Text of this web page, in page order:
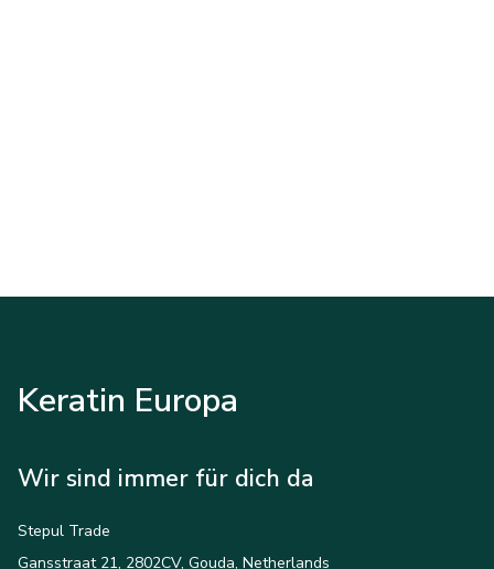
Keratin Europa
Wir sind immer für dich da
Stepul Trade
Gansstraat 21, 2802CV, Gouda, Netherlands